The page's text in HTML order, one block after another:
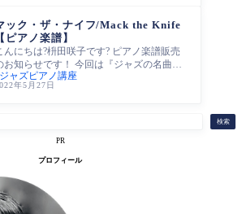
ック・ザ・ナイフ/Mack the Knife
【ピアノ楽譜】
んにちは?枡田咲子です? ピアノ楽譜販売
お知らせです！ 今回は『ジャズの名曲を
く！』シリーズです。 『 Mack the Kife ／
ック
ジャズピアノ講座
年5月27日
検索
PR
プロフィール